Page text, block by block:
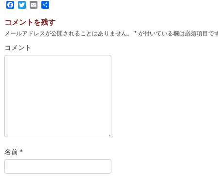
Facebook
TwitterEmail
共
コメントを残す
メールアドレスが公開されることはありません。 *が付いている欄は必須項目で
コメント
名前 *